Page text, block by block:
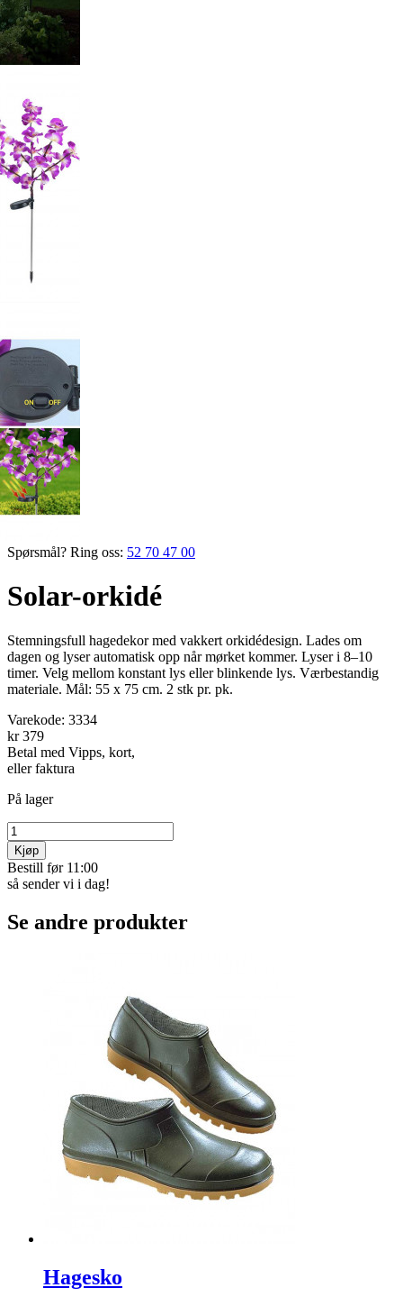
Spørsmål? Ring oss: 52 70 47 00
Solar-orkidé
Stemningsfull hagedekor med vakkert orkidédesign. Lades om
dagen og lyser automatisk opp når mørket kommer. Lyser i 8–10
timer. Velg mellom konstant lys eller blinkende lys. Værbestandig
materiale. Mål: 55 x 75 cm. 2 stk pr. pk.
Varekode: 3334
kr 379
Betal med Vipps, kort,
eller faktura
På lager
Kjøp
Bestill før 11:00
så sender vi i dag!
Se andre produkter
Hagesko